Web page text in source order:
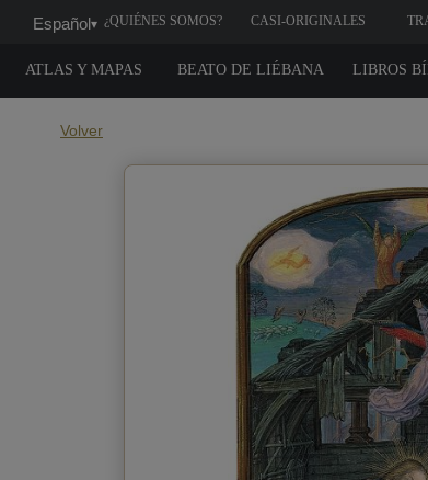
Español▾ ¿QUIÉNES SOMOS? CASI-ORIGINALES
ATLAS Y MAPAS BEATO DE LIÉBANA LIBROS
Volver